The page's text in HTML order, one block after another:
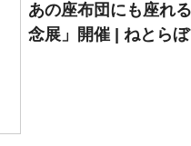
あの座布団にも座れ
念展」開催 | ねとらぼ